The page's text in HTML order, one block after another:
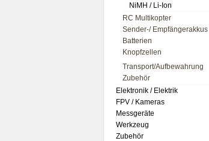
NiMH / Li-Ion
RC Multikopter
Sender-/ Empfängerakkus
Batterien
Knopfzellen
Transport/Aufbewahrung
Zubehör
Elektronik / Elektrik
FPV / Kameras
Messgeräte
Werkzeug
Zubehör